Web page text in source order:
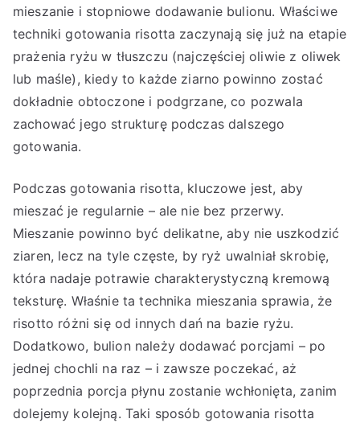
mieszanie i stopniowe dodawanie bulionu. Właściwe
techniki gotowania risotta zaczynają się już na etapie
prażenia ryżu w tłuszczu (najczęściej oliwie z oliwek
lub maśle), kiedy to każde ziarno powinno zostać
dokładnie obtoczone i podgrzane, co pozwala
zachować jego strukturę podczas dalszego
gotowania.
Podczas gotowania risotta, kluczowe jest, aby
mieszać je regularnie – ale nie bez przerwy.
Mieszanie powinno być delikatne, aby nie uszkodzić
ziaren, lecz na tyle częste, by ryż uwalniał skrobię,
która nadaje potrawie charakterystyczną kremową
teksturę. Właśnie ta technika mieszania sprawia, że
risotto różni się od innych dań na bazie ryżu.
Dodatkowo, bulion należy dodawać porcjami – po
jednej chochli na raz – i zawsze poczekać, aż
poprzednia porcja płynu zostanie wchłonięta, zanim
dolejemy kolejną. Taki sposób gotowania risotta